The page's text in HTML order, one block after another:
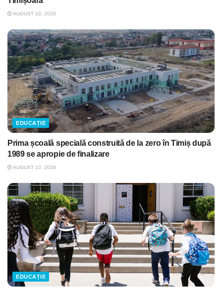
AUGUST 10, 2026
EDUCAȚIE
Prima școală specială construită de la zero în Timiș după
1989 se apropie de finalizare
AUGUST 10, 2026
EDUCAȚIE